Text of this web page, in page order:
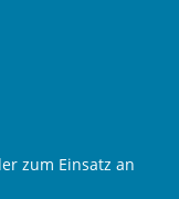
zum Einsatz an